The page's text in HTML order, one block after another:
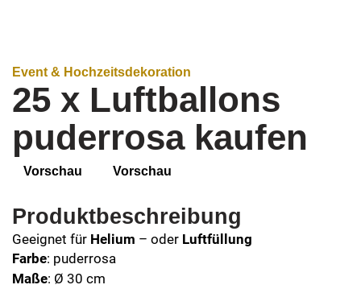
Event & Hochzeitsdekoration
25 x Luftballons
puderrosa kaufen
Produktbeschreibung
Geeignet für Helium – oder Luftfüllung
Farbe: puderrosa
Maße: Ø 30 cm
Vorschau Vorschau